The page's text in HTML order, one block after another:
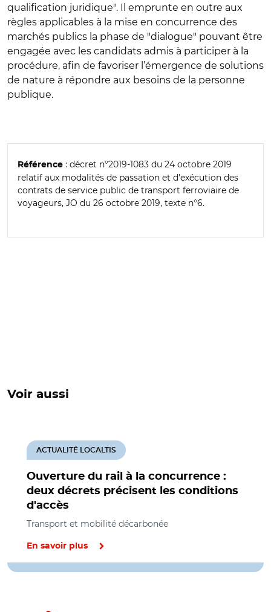
qualification juridique". Il emprunte en outre aux
règles applicables à la mise en concurrence des
marchés publics la phase de "dialogue" pouvant être
engagée avec les candidats admis à participer à la
procédure, afin de favoriser l’émergence de solutions
de nature à répondre aux besoins de la personne
publique.
Référence : décret n°2019-1083 du 24 octobre 2019
relatif aux modalités de passation et d'exécution des
contrats de service public de transport ferroviaire de
voyageurs, JO du 26 octobre 2019, texte n°6.
Voir aussi
Ouverture du rail à la concurrence :
deux décrets précisent les conditions
d'accès
ACTUALITÉ LOCALTIS
Transport et mobilité décarbonée
En savoir plus